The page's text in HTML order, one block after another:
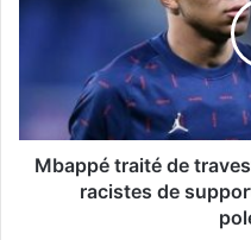
Mbappé traité de
racistes de